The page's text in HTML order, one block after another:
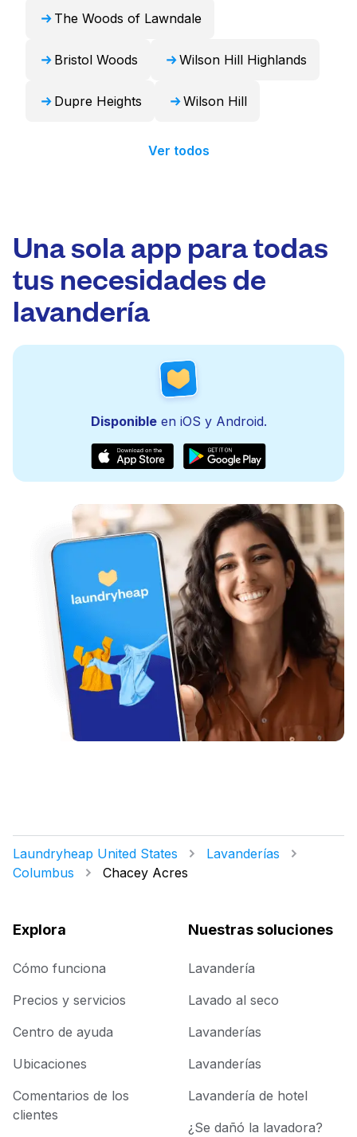
The Woods of Lawndale
Bristol Woods Wilson Hill Highlands
Dupre Heights Wilson Hill
Ver todos
Una sola app para todas
tus necesidades de
lavandería
Disponibleen iOS y Android.
Laundryheap United States
Lavanderías
Columbus
Chacey Acres
Explora
Cómo funciona
Precios y servicios
Centro de ayuda
Ubicaciones
Comentarios de los
clientes
Nuestras soluciones
Lavandería
Lavado al seco
Lavanderías
Lavanderías
Lavandería de hotel
¿Se dañó la lavadora?